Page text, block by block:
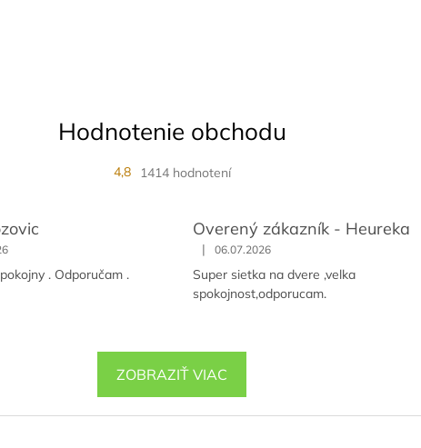
Hodnotenie obchodu
4,8 1414 hodnotení
. Odporučam .
Overený zákazník - Heureka
| 06.07.2026
Super sietka na dvere ,velka
spokojnost,odporucam.
ZOBRAZIŤ VIAC